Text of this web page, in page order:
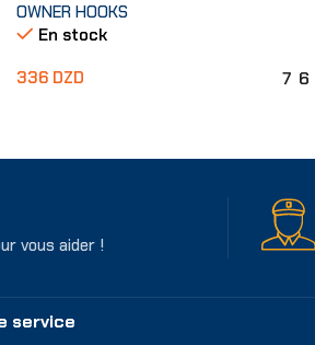
OWNER HOOKS
En stock
336 DZD 7 6
vous aider !
service